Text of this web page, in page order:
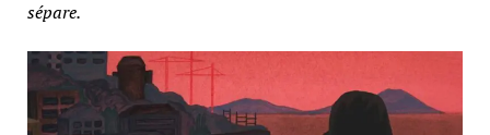
sépare.